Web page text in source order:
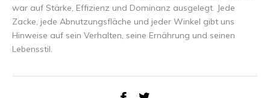
war auf Stärke, Effizienz und Dominanz ausgelegt. Jede
Zacke, jede Abnutzungsfläche und jeder Winkel gibt uns
Hinweise auf sein Verhalten, seine Ernährung und seinen
Lebensstil.